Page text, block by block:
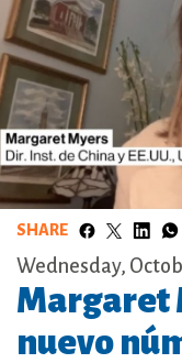
SHARE
Wednesday,
Margaret
nuevo